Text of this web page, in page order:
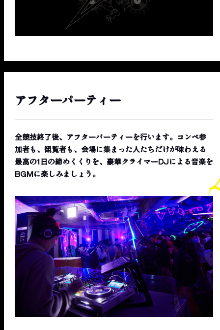
アフターパーティー
全競技終了後、アフターパーティーを行います。コンペ参
加者も、観覧者も、会場に集まった人たちだけが味わえる
最高の1日の締めくくりを、豪華クライマーDJによる音楽を
BGMに楽しみましょう。